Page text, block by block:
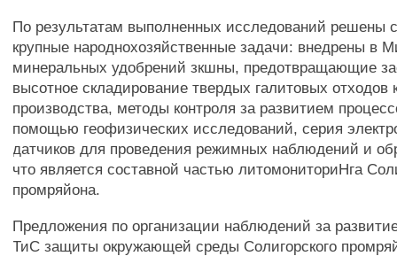
По результатам выполненных исследований решены
крупные народнохозяйственные задачи: внедрены в
минеральных удобрений зкшны, предотвращающие
высотное складирование твердых галитовых отходов
производства, методы контроля за развитием
помощью геофизических исследований, серия
датчиков для проведения режимных наблюдений и
что является составной частью литомониториНга
промряйона.
Предложения по организации наблюдений за
ТиС защиты окружающей среды Солигорского